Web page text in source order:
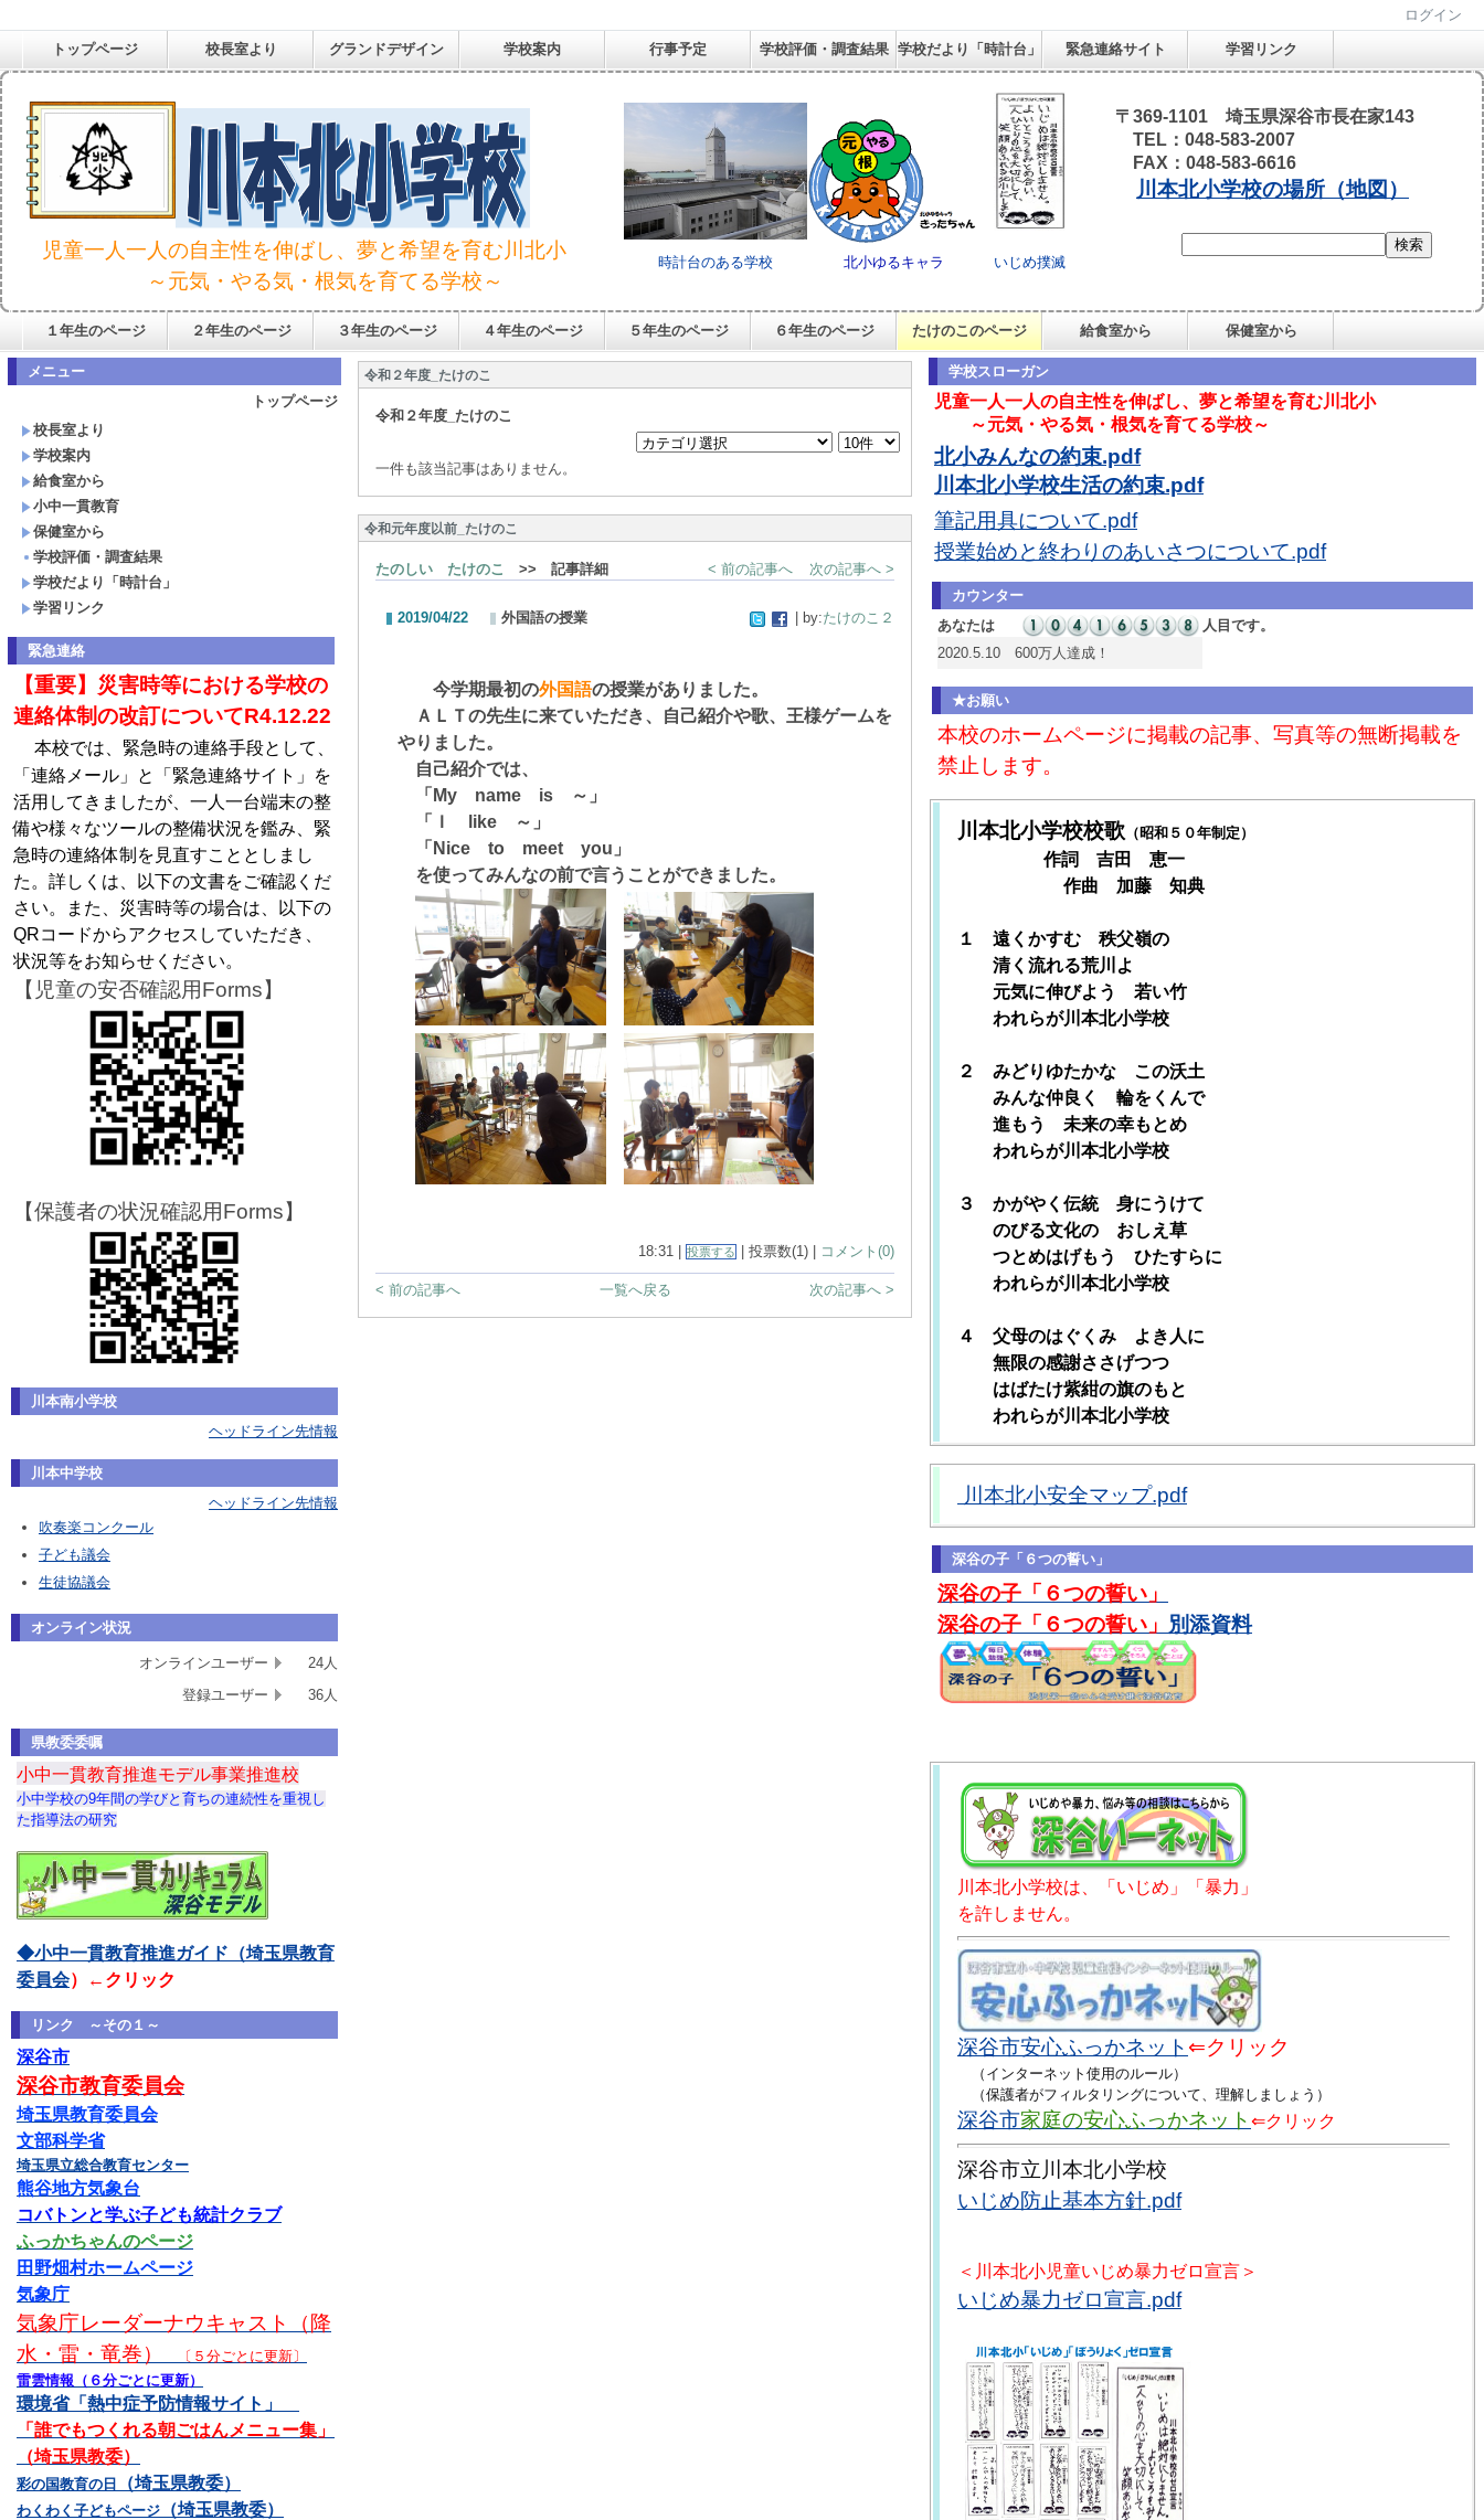
ログイン
トップページ 校長室より グランドデザイン 学校案内 行事予定 学校評価・調査結果 学校だより「時計台」 緊急連絡サイト 学習リンク
児童一人一人の自主性を伸ばし、夢と希望を育む川北小
～元気・やる気・根気を育てる学校～
時計台のある学校 北小ゆるキャラ いじめ撲滅
〒369-1101 埼玉県深谷市長在家143
TEL：048-583-2007
FAX：048-583-6616
川本北小学校の場所（地図）
１年生のページ ２年生のページ ３年生のページ ４年生のページ ５年生のページ ６年生のページ たけのこのページ 給食室から 保健室から
メニュー
トップページ
校長室より
学校案内
給食室から
小中一貫教育
保健室から
学校評価・調査結果
学校だより「時計台」
学習リンク
緊急連絡
【重要】災害時等における学校の
連絡体制の改訂についてR4.12.22
本校では、緊急時の連絡手段として、
「連絡メール」と「緊急連絡サイト」を
活用してきましたが、一人一台端末の整
備や様々なツールの整備状況を鑑み、緊
急時の連絡体制を見直すこととしまし
た。詳しくは、以下の文書をご確認くだ
さい。また、災害時等の場合は、以下の
QRコードからアクセスしていただき、
状況等をお知らせください。
【児童の安否確認用Forms】
【保護者の状況確認用Forms】
川本南小学校
ヘッドライン先情報
川本中学校
ヘッドライン先情報
吹奏楽コンクール
子ども議会
生徒協議会
オンライン状況
オンラインユーザー
24人
登録ユーザー
36人
県教委委嘱
小中一貫教育推進モデル事業推進校
小中学校の9年間の学びと育ちの連続性を重視し
た指導法の研究
◆小中一貫教育推進ガイド（埼玉県教育
委員会）←クリック
リンク ～その１～
深谷市
深谷市教育委員会
埼玉県教育委員会
文部科学省
埼玉県立総合教育センター
熊谷地方気象台
コバトンと学ぶ子ども統計クラブ
ふっかちゃんのページ
田野畑村ホームページ
気象庁
気象庁レーダーナウキャスト（降
水・雷・竜巻）
〔５分ごとに更新〕
雷雲情報（６分ごとに更新）
環境省「熱中症予防情報サイト」
「誰でもつくれる朝ごはんメニュー集」
（埼玉県教委）
彩の国教育の日 （埼玉県教委）
わくわく子どもページ （埼玉県教委）
令和２年度_たけのこ
令和２年度_たけのこ
一件も該当記事はありません。
令和元年度以前_たけのこ
たのしい たけのこ >> 記事詳細 < 前の記事へ 次の記事へ >
2019/04/22 外国語の授業 | by:たけのこ２
今学期最初の外国語の授業がありました。
ＡＬＴの先生に来ていただき、自己紹介や歌、王様ゲームを
やりました。
自己紹介では、
「My name is ～」
「Ｉ like ～」
「Nice to meet you」
を使ってみんなの前で言うことができました。
18:31 | 投票する | 投票数(1) | コメント(0)
< 前の記事へ 次の記事へ >
一覧へ戻る
学校スローガン
児童一人一人の自主性を伸ばし、夢と希望を育む川北小
～元気・やる気・根気を育てる学校～
北小みんなの約束.pdf
川本北小学校生活の約束.pdf
筆記用具について.pdf
授業始めと終わりのあいさつについて.pdf
カウンター
あなたは
人目です。
2020.5.10 600万人達成！
★お願い
本校のホームページに掲載の記事、写真等の無断掲載を
禁止します。
川本北小学校校歌 （昭和５０年制定）
作詞 吉田 恵一
作曲 加藤 知典
１ 遠くかすむ 秩父嶺の
清く流れる荒川よ
元気に伸びよう 若い竹
われらが川本北小学校
２ みどりゆたかな この沃土
みんな仲良く 輪をくんで
進もう 未来の幸もとめ
われらが川本北小学校
３ かがやく伝統 身にうけて
のびる文化の おしえ草
つとめはげもう ひたすらに
われらが川本北小学校
４ 父母のはぐくみ よき人に
無限の感謝ささげつつ
はばたけ紫紺の旗のもと
われらが川本北小学校
川本北小安全マップ.pdf
深谷の子「６つの誓い」
深谷の子「６つの誓い」
深谷の子「６つの誓い」 別添資料
川本北小学校は、「いじめ」「暴力」
を許しません。
深谷市安心ふっかネット ⇐クリック
（インターネット使用のルール）
（保護者がフィルタリングについて、理解しましょう）
深谷市家庭の安心ふっかネット ⇐クリック
深谷市立川本北小学校
いじめ防止基本方針.pdf
＜川本北小児童いじめ暴力ゼロ宣言＞
いじめ暴力ゼロ宣言.pdf